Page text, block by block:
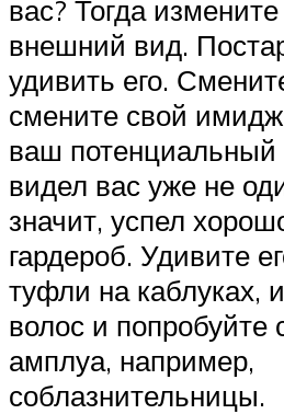
вас? Тогда
внешний вид.
удивить его.
смените свой
ваш потенциальный
видел вас уже не
значит, успел
гардероб. Удивите
туфли на каблуках,
волос и попробуйте
амплуа, например,
соблазнительницы.